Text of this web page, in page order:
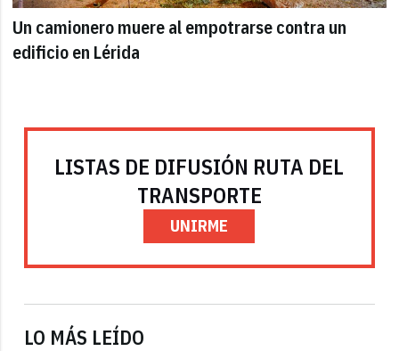
Un camionero muere al empotrarse contra un
edificio en Lérida
LISTAS DE DIFUSIÓN RUTA DEL
TRANSPORTE
UNIRME
LO MÁS LEÍDO